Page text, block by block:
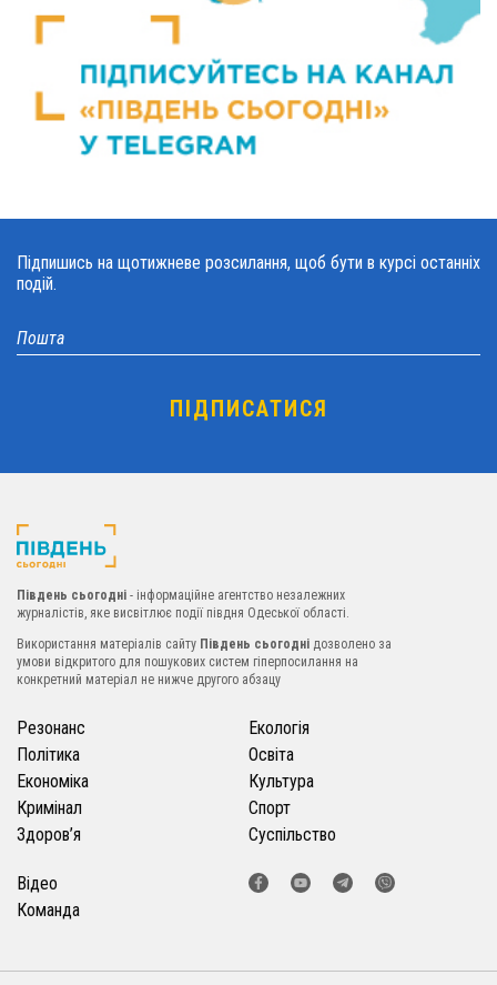
Підпишись на щотижневе розсилання, щоб бути в курсі останніх
подій.
Південь сьогодні - інформаційне агентство незалежних
журналістів, яке висвітлює події півдня Одеської області.
Використання матеріалів сайту Південь сьогодні дозволено за
умови відкритого для пошукових систем гіперпосилання на
конкретний матеріал не нижче другого абзацу
Резонанс
Політика
Економіка
Кримінал
Здоров’я
Екологія
Освіта
Культура
Спорт
Суспільство
Відео
Команда